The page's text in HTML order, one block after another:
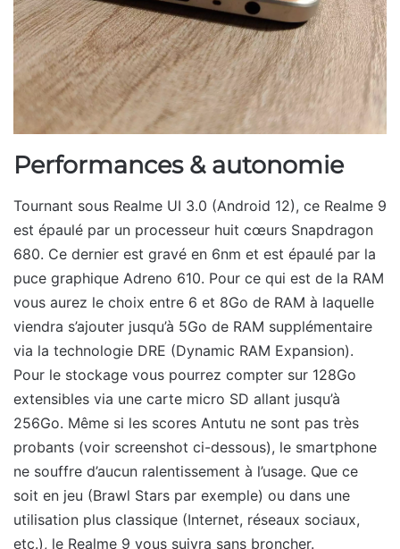
Performances & autonomie
Tournant sous Realme UI 3.0 (Android 12), ce Realme 9
est épaulé par un processeur huit cœurs Snapdragon
680. Ce dernier est gravé en 6nm et est épaulé par la
puce graphique Adreno 610. Pour ce qui est de la RAM
vous aurez le choix entre 6 et 8Go de RAM à laquelle
viendra s’ajouter jusqu’à 5Go de RAM supplémentaire
via la technologie DRE (Dynamic RAM Expansion).
Pour le stockage vous pourrez compter sur 128Go
extensibles via une carte micro SD allant jusqu’à
256Go. Même si les scores Antutu ne sont pas très
probants (voir screenshot ci-dessous), le smartphone
ne souffre d’aucun ralentissement à l’usage. Que ce
soit en jeu (Brawl Stars par exemple) ou dans une
utilisation plus classique (Internet, réseaux sociaux,
etc.), le Realme 9 vous suivra sans broncher.